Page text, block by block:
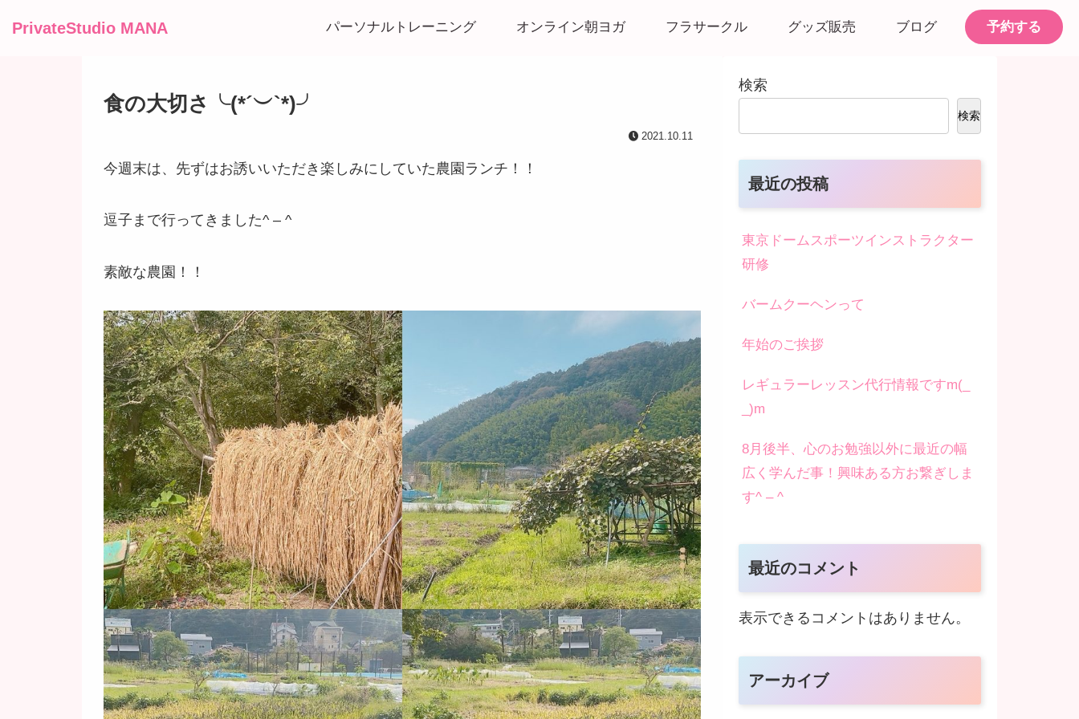
PrivateStudio MANA パーソナルトレーニング オンライン朝ヨガ フラサークル グッズ販売 ブログ 予約する
食の大切さ╰(*´︶`*)╯
2021.10.11
今週末は、先ずはお誘いいただき楽しみにしていた農園ランチ！！
逗子まで行ってきました^ – ^
素敵な農園！！
検索
検索
最近の投稿
東京ドームスポーツインストラクター
研修
バームクーヘンって
年始のご挨拶
レギュラーレッスン代行情報ですm(_
_)m
8月後半、心のお勉強以外に最近の幅
広く学んだ事！興味ある方お繋ぎしま
す^ – ^
最近のコメント
表示できるコメントはありません。
アーカイブ